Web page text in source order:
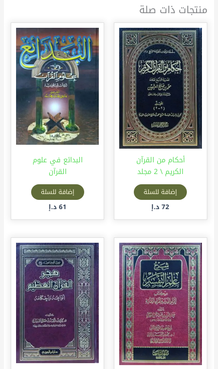
منتجات ذات صلة
أحكام من القرآن
الكريم \ 2 مجلد
إضافة للسلة
72 د.إ
البدائع في علوم
القرآن
إضافة للسلة
61 د.إ